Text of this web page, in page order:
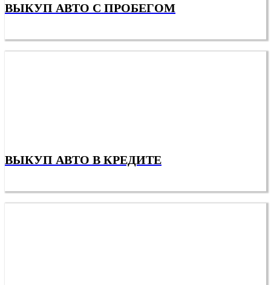
ВЫКУП АВТО С ПРОБЕГОМ
ВЫКУП АВТО В КРЕДИТЕ